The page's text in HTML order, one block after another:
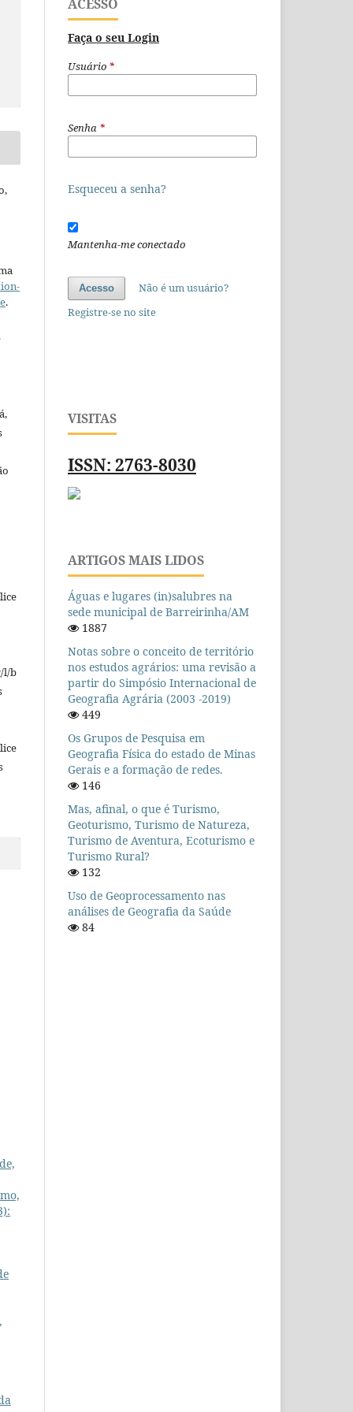
.
l/b
ACESSO
Faça o seu Login
Usuário *
Senha *
Esqueceu a senha?
Mantenha-me conectado
Acesso
Não é um usuário?
Registre-se no site
VISITAS
ISSN: 2763-8030
ARTIGOS MAIS LIDOS
Águas e lugares (in)salubres na
sede municipal de Barreirinha/AM
1887
Notas sobre o conceito de território
nos estudos agrários: uma revisão a
partir do Simpósio Internacional de
Geografia Agrária (2003 -2019)
449
Os Grupos de Pesquisa em
Geografia Física do estado de Minas
Gerais e a formação de redes.
146
Mas, afinal, o que é Turismo,
Geoturismo, Turismo de Natureza,
Turismo de Aventura, Ecoturismo e
Turismo Rural?
132
Uso de Geoprocessamento nas
análises de Geografia da Saúde
84